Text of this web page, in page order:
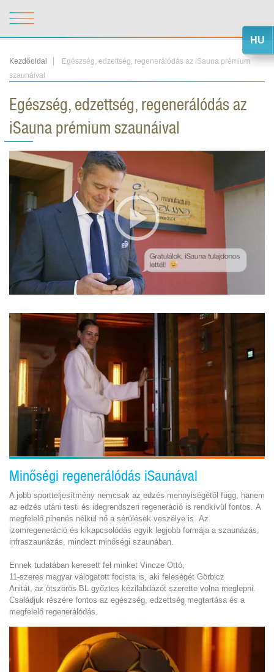
Kezdőoldal
Egészség, edzettség, regenerálódás az iSauna prémium
szaunáival
Egészség, edzettség, regenerálódás az
iSauna prémium szaunáival
Minőségi regenerálódás iSaunával
A jobb sportteljesítmény nemcsak az edzés mennyiségétől függ, hanem
az edzés utáni testi és idegrendszeri regeneráció is rendkívül fontos. A
megfelelő pihenés nélkül nő a sérülések veszélye is. Az
izomregeneráció és kikapcsolódás egyik legjobb formája a szaunázás,
infraszaunázás, mindezt minőségi szaunában.
Ennek tudatában keresett fel minket Vincze Ottó,
11-szeres magyar válogatott focista is, aki feleségét Görbicz
Anitát, az ötszörös BL győztes kézilabdázót szerette volna meglepni.
Családjuk részére fontos az egészség, edzettség megtartása és a
megfelelő regenerálódás.
HU